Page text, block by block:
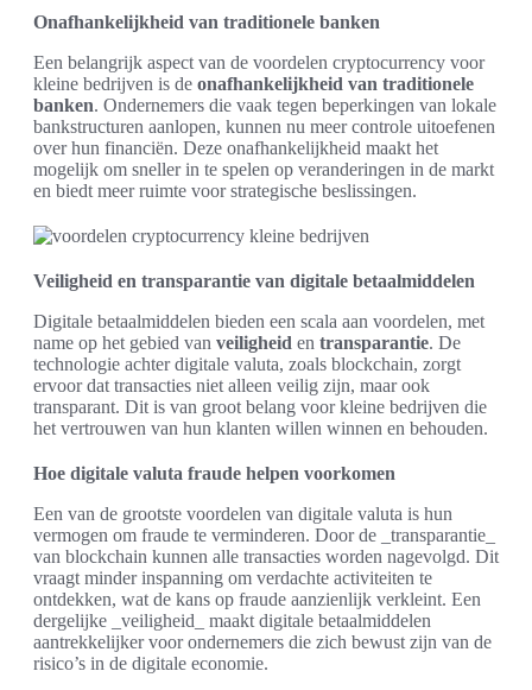
Onafhankelijkheid van traditionele banken
Een belangrijk aspect van de voordelen cryptocurrency voor
kleine bedrijven is de onafhankelijkheid van traditionele
banken. Ondernemers die vaak tegen beperkingen van lokale
bankstructuren aanlopen, kunnen nu meer controle uitoefenen
over hun financiën. Deze onafhankelijkheid maakt het
mogelijk om sneller in te spelen op veranderingen in de markt
en biedt meer ruimte voor strategische beslissingen.
Veiligheid en transparantie van digitale betaalmiddelen
Digitale betaalmiddelen bieden een scala aan voordelen, met
name op het gebied van veiligheid en transparantie. De
technologie achter digitale valuta, zoals blockchain, zorgt
ervoor dat transacties niet alleen veilig zijn, maar ook
transparant. Dit is van groot belang voor kleine bedrijven die
het vertrouwen van hun klanten willen winnen en behouden.
Hoe digitale valuta fraude helpen voorkomen
Een van de grootste voordelen van digitale valuta is hun
vermogen om fraude te verminderen. Door de _transparantie_
van blockchain kunnen alle transacties worden nagevolgd. Dit
vraagt minder inspanning om verdachte activiteiten te
ontdekken, wat de kans op fraude aanzienlijk verkleint. Een
dergelijke _veiligheid_ maakt digitale betaalmiddelen
aantrekkelijker voor ondernemers die zich bewust zijn van de
risico’s in de digitale economie.